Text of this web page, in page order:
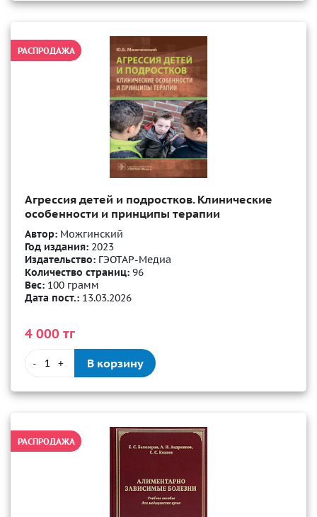
РАСПРОДАЖА
Агрессия детей и подростков. Клинические
особенности и принципы терапии
Автор: Можгинский
Год издания: 2023
Издательство: ГЭОТАР-Медиа
Количество страниц: 96
Вес: 100 грамм
Дата пост.: 13.03.2026
4 000 тг
- + В корзину
РАСПРОДАЖА